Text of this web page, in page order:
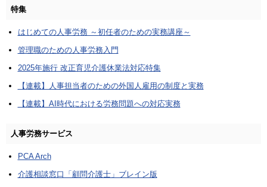
特集
はじめての人事労務 ～初任者のための実務講座～
管理職のための人事労務入門
2025年施行 改正育児介護休業法対応特集
【連載】人事担当者のための外国人雇用の制度と実務
【連載】AI時代における労務問題への対応実務
人事労務サービス
PCA Arch
介護相談窓口「顧問介護士」ブレイン版